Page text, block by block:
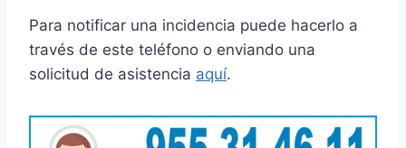
Para notificar una incidencia puede hacerlo a
través de este teléfono o enviando una
solicitud de asistencia aquí.